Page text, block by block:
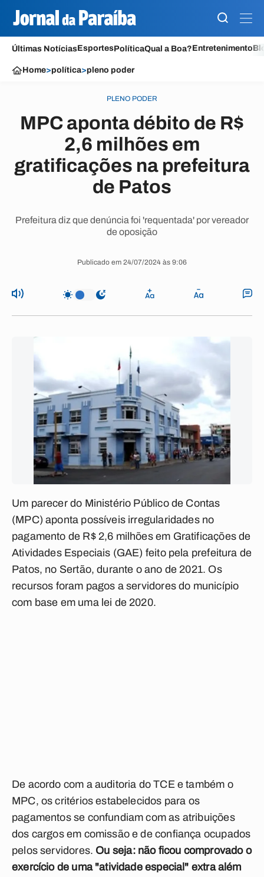
Últimas NotíciasEsportesPolíticaQual a Boa?Entretenimento
Home>política>pleno poder
PLENO PODER
MPC aponta débito de R$
2,6 milhões em
gratificações na prefeitura
de Patos
Prefeitura diz que denúncia foi 'requentada' por vereador
de oposição
Publicado em 24/07/2024 às 9:06
Um parecer do Ministério Público de Contas
(MPC) aponta possíveis irregularidades no
pagamento de R$ 2,6 milhões em Gratificações de
Atividades Especiais (GAE) feito pela prefeitura de
Patos, no Sertão, durante o ano de 2021. Os
recursos foram pagos a servidores do município
com base em uma lei de 2020.
De acordo com a auditoria do TCE e também o
MPC, os critérios estabelecidos para os
pagamentos se confundiam com as atribuições
dos cargos em comissão e de confiança ocupados
pelos servidores. Ou seja: não ficou comprovado o
exercício de uma "atividade especial" extra além